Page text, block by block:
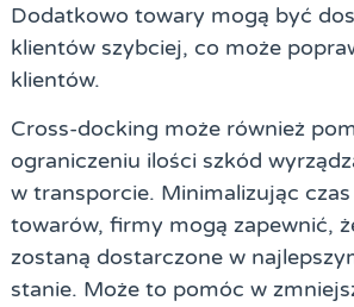
Dodatkowo towary mogą być
klientów szybciej, co może
klientów.
Cross-docking może również
ograniczeniu ilości szkód
w transporcie. Minimalizując
towarów, firmy mogą zapewnić,
zostaną dostarczone w
stanie. Może to pomóc w